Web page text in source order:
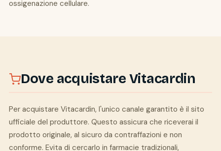
ossigenazione cellulare.
Dove acquistare Vitacardin
Per acquistare Vitacardin, l'unico canale garantito è il sito
ufficiale del produttore. Questo assicura che riceverai il
prodotto originale, al sicuro da contraffazioni e non
conforme. Evita di cercarlo in farmacie tradizionali,